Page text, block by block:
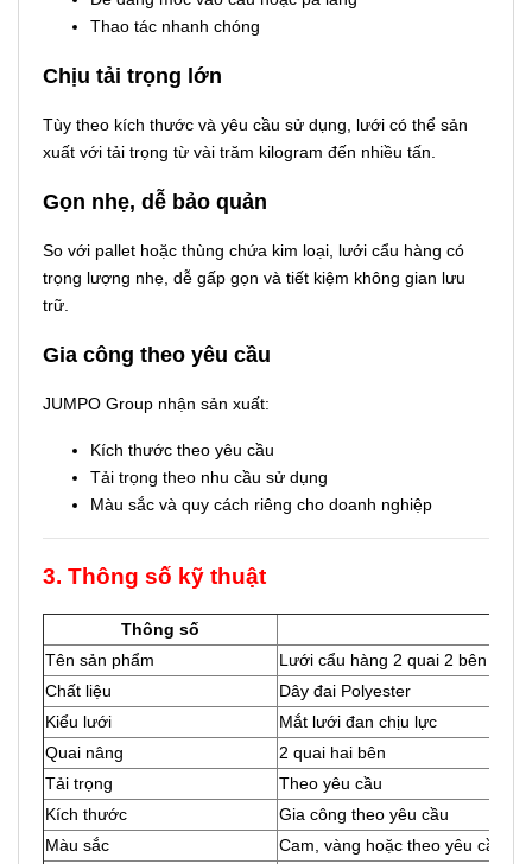
Thao tác nhanh chóng
Chịu tải trọng lớn
Tùy theo kích thước và yêu cầu sử dụng, lưới có thể sản
xuất với tải trọng từ vài trăm kilogram đến nhiều tấn.
Gọn nhẹ, dễ bảo quản
So với pallet hoặc thùng chứa kim loại, lưới cẩu hàng có
trọng lượng nhẹ, dễ gấp gọn và tiết kiệm không gian lưu
trữ.
Gia công theo yêu cầu
JUMPO Group nhận sản xuất:
Kích thước theo yêu cầu
Tải trọng theo nhu cầu sử dụng
Màu sắc và quy cách riêng cho doanh nghiệp
3. Thông số kỹ thuật
Thông số
Tên sản phẩm
Lưới cẩu hàng 2 quai 2 bên
Chất liệu
Dây đai Polyester
Kiểu lưới
Mắt lưới đan chịu lực
Quai nâng
2 quai hai bên
Tải trọng
Theo yêu cầu
Kích thước
Gia công theo yêu cầu
Màu sắc
Cam, vàng hoặc theo yêu cầu